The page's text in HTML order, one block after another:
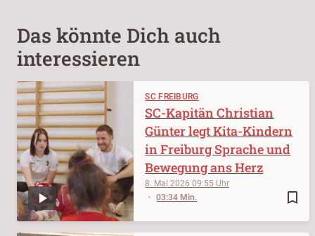
Das könnte Dich auch
interessieren
SC FREIBURG
bookmark_border
8. Mai 202609:55
03:34 Min.
SC-Kapitän Christian
Günter legt Kita-Kindern
in Freiburg Sprache und
Bewegung ans Herz